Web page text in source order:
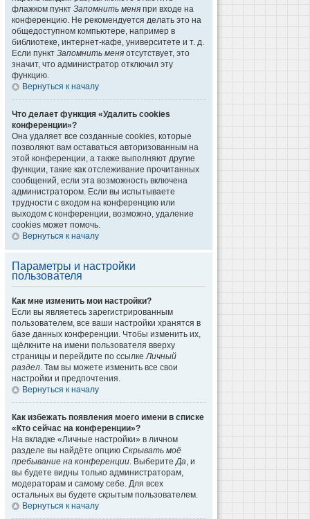
флажком пункт Запомнить меня при входе на
конференцию. Не рекомендуется делать это на
общедоступном компьютере, например в
библиотеке, интернет-кафе, университете и т. д.
Если пункт Запомнить меня отсутствует, это
значит, что администратор отключил эту
функцию.
Вернуться к началу
Что делает функция «Удалить cookies
конференции»?
Она удаляет все созданные cookies, которые
позволяют вам оставаться авторизованным на
этой конференции, а также выполняют другие
функции, такие как отслеживание прочитанных
сообщений, если эта возможность включена
администратором. Если вы испытываете
трудности с входом на конференцию или
выходом с конференции, возможно, удаление
cookies может помочь.
Вернуться к началу
Параметры и настройки
пользователя
Как мне изменить мои настройки?
Если вы являетесь зарегистрированным
пользователем, все ваши настройки хранятся в
базе данных конференции. Чтобы изменить их,
щёлкните на имени пользователя вверху
страницы и перейдите по ссылкеЛичный
раздел. Там вы можете изменить все свои
настройки и предпочтения.
Вернуться к началу
Как избежать появления моего имени в списке
«Кто сейчас на конференции»?
На вкладке «Личные настройки» в личном
разделе вы найдёте опцию Скрывать моё
пребывание на конференции. ВыберитеДа, и
вы будете видны только администраторам,
модераторам и самому себе. Для всех
остальных вы будете скрытым пользователем.
Вернуться к началу